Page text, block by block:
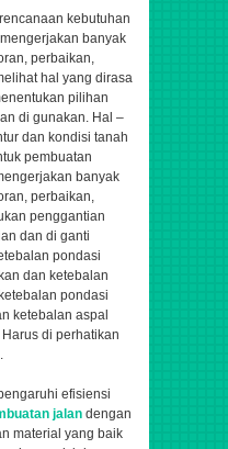
kebutuhan
mengerjakan banyak
perbaikan,
hal yang dirasa
pilihan
di gunakan. Hal –
dan kondisi tanah
pembuatan
banyak
perbaikan,
penggantian
dan di ganti
pondasi
dan ketebalan
pondasi
ketebalan aspal
di perhatikan
efisiensi
jalan dengan
material yang baik